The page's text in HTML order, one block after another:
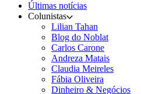
Últimas notícias
Colunistas
Lilian Tahan
Blog do Noblat
Carlos Carone
Andreza Matais
Claudia Meireles
Fábia Oliveira
Dinheiro & Negócios